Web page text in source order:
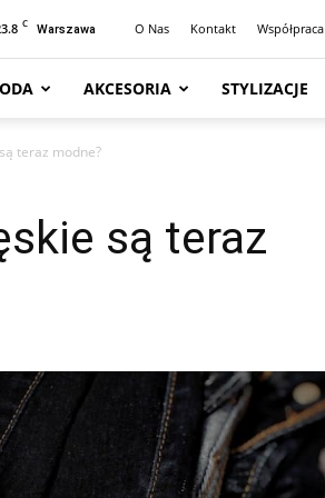
C Warszawa O Nas Kontakt Współpraca
AKCESORIA STYLIZACJE
teraz modne?
są teraz